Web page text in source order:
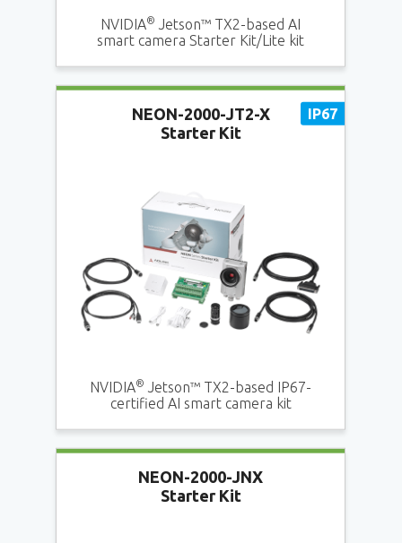
NVIDIA® Jetson™ TX2-based AI
smart camera Starter Kit/Lite kit
NEON-2000-JT2-X
Starter Kit
NVIDIA® Jetson™ TX2-based IP67-
certified AI smart camera kit
NEON-2000-JNX
Starter Kit